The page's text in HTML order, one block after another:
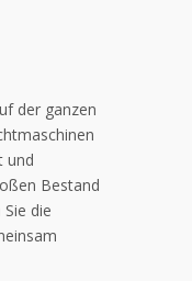
der ganzen
und
Bestand
die